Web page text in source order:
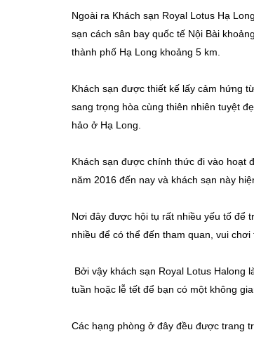
Ngoài ra Khách sạn Royal Lotus Hạ
sạn cách sân bay quốc tế Nội Bài
thành phố Hạ Long khoảng 5 km.
Khách sạn được thiết kế lấy cảm hứng
sang trọng hòa cùng thiên nhiên tuyệt
hảo ở Hạ Long.
Khách sạn được chính thức đi vào hoạt
năm 2016 đến nay và khách sạn này
Nơi đây được hội tụ rất nhiều yếu tố để
nhiều để có thể đến tham quan, vui
Bởi vậy khách sạn Royal Lotus Halong
tuần hoặc lễ tết để bạn có một không
Các hạng phòng ở đây đều được trang